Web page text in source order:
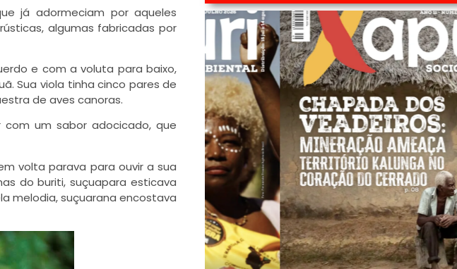
já adormeciam por aqueles
algumas fabricadas por
e com a voluta para baixo,
Sua viola tinha cinco pares de
de aves canoras.
um sabor adocicado, que
volta parava para ouvir a sua
do buriti, suçuapara esticava
melodia, suçuarana encostava